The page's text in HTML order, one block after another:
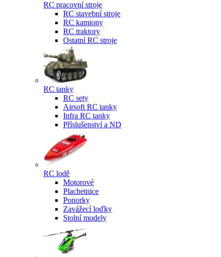
RC pracovní stroje
RC stavební stroje
RC kamiony
RC traktory
Ostatní RC stroje
RC tanky
RC sety
Airsoft RC tanky
Infra RC tanky
Příslušenství a ND
RC lodě
Motorové
Plachetnice
Ponorky
Zavážecí loďky
Stolní modely